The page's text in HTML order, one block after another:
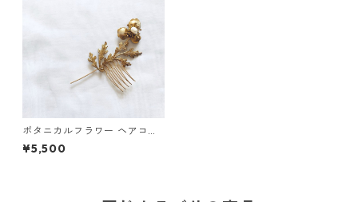
ボタニカルフラワー ヘアコー
ム
¥5,500